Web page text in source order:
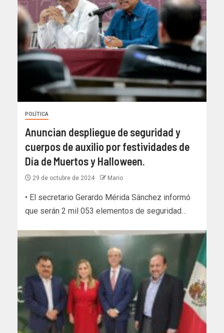
POLÍTICA
Anuncian despliegue de seguridad y
cuerpos de auxilio por festividades de
Día de Muertos y Halloween.
29 de octubre de 2024 Mario
• El secretario Gerardo Mérida Sánchez informó
que serán 2 mil 053 elementos de seguridad…